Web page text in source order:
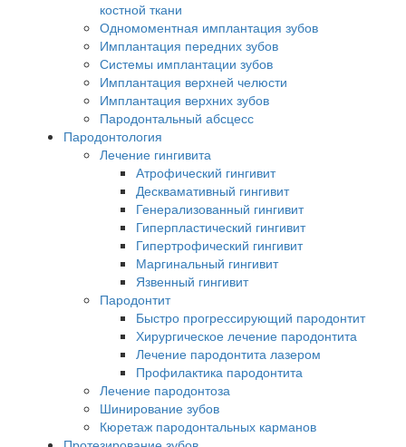
костной ткани
Одномоментная имплантация зубов
Имплантация передних зубов
Системы имплантации зубов
Имплантация верхней челюсти
Имплантация верхних зубов
Пародонтальный абсцесс
Пародонтология
Лечение гингивита
Атрофический гингивит
Десквамативный гингивит
Генерализованный гингивит
Гиперпластический гингивит
Гипертрофический гингивит
Маргинальный гингивит
Язвенный гингивит
Пародонтит
Быстро прогрессирующий пародонтит
Хирургическое лечение пародонтита
Лечение пародонтита лазером
Профилактика пародонтита
Лечение пародонтоза
Шинирование зубов
Кюретаж пародонтальных карманов